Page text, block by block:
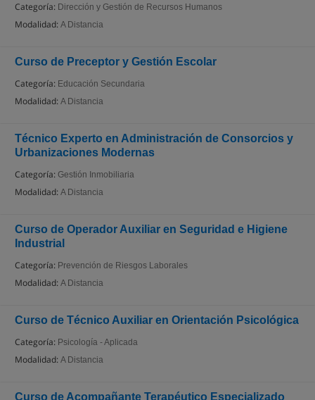
Categoría: Dirección y Gestión de Recursos Humanos
Modalidad: A Distancia
Curso de Preceptor y Gestión Escolar
Categoría: Educación Secundaria
Modalidad: A Distancia
Técnico Experto en Administración de Consorcios y
Urbanizaciones Modernas
Categoría: Gestión Inmobiliaria
Modalidad: A Distancia
Curso de Operador Auxiliar en Seguridad e Higiene
Industrial
Categoría: Prevención de Riesgos Laborales
Modalidad: A Distancia
Curso de Técnico Auxiliar en Orientación Psicológica
Categoría: Psicología - Aplicada
Modalidad: A Distancia
Curso de Acompañante Terapéutico Especializado